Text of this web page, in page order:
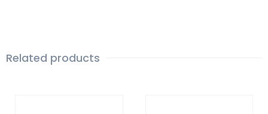
Related products